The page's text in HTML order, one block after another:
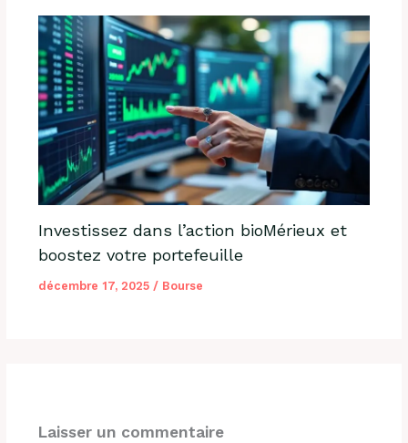
Investissez dans l’action bioMérieux et
boostez votre portefeuille
décembre 17, 2025 / Bourse
Laisser un commentaire